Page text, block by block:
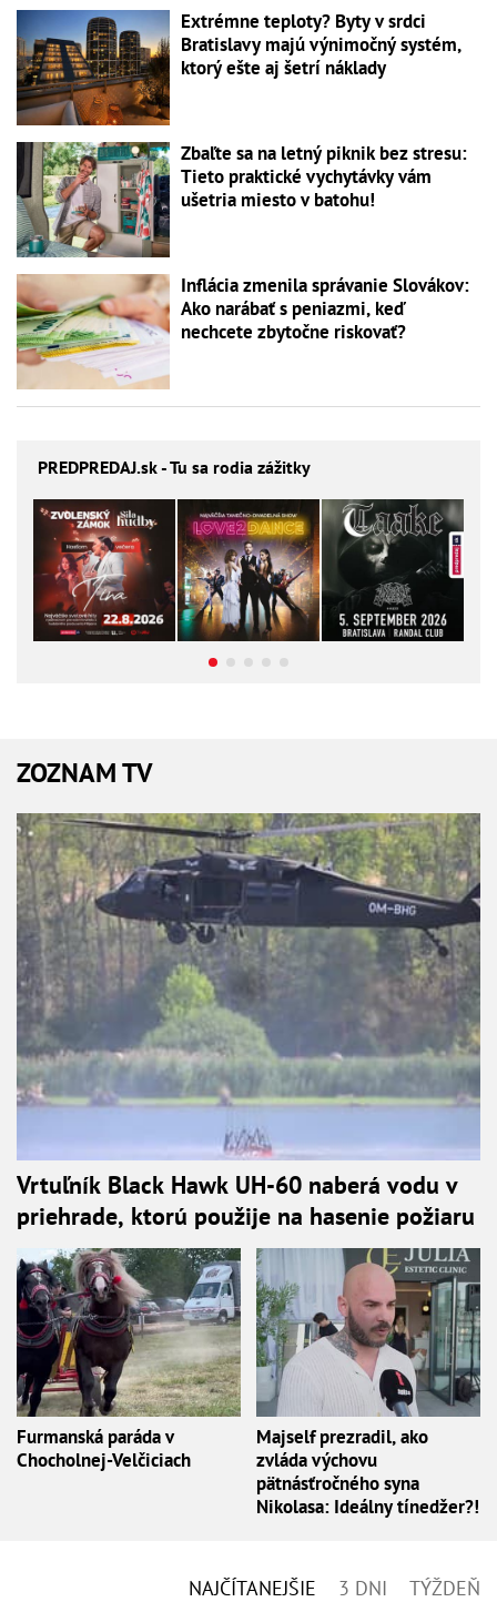
Extrémne teploty? Byty v srdci
Bratislavy majú výnimočný systém,
ktorý ešte aj šetrí náklady
Zbaľte sa na letný piknik bez stresu:
Tieto praktické vychytávky vám
ušetria miesto v batohu!
Inflácia zmenila správanie Slovákov:
Ako narábať s peniazmi, keď
nechcete zbytočne riskovať?
PREDPREDAJ.sk - Tu sa rodia zážitky
ZOZNAM TV
Vrtuľník Black Hawk UH-60 naberá vodu v
priehrade, ktorú použije na hasenie požiaru
Furmanská paráda v
Chocholnej-Velčiciach
Majself prezradil, ako
zvláda výchovu
pätnásťročného syna
Nikolasa: Ideálny tínedžer?!
NAJČÍTANEJŠIE 3 DNI TÝŽDEŇ